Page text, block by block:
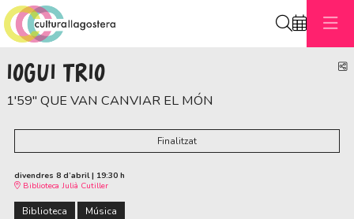
IOGUI TRIO
1'59'' QUE VAN CANVIAR EL MÓN
Finalitzat
divendres 8 d’abril| 19:30 h
Biblioteca Julià Cutiller
Biblioteca Música